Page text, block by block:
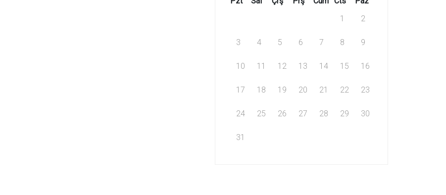
1
2
3 4 5 6 7 8 9
10 11 12 13 14 15 16
17 18 19 20 21 22 23
24 25 26 27 28 29 30
31